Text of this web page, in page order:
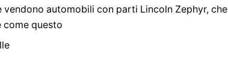
vendono automobili con parti Lincoln Zephyr, che
come questo